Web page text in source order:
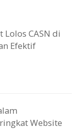
Lolos CASN di
Efektif
Website